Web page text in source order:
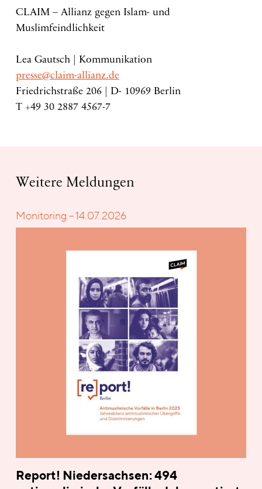
CLAIM – Allianz gegen Islam- und
Muslimfeindlichkeit
Lea Gautsch | Kommunikation
presse@claim-allianz.de
Friedrichstraße 206 | D- 10969 Berlin
T +49 30 2887 4567-7
Weitere Meldungen
Monitoring – 14.07.2026
Report! Niedersachsen: 494